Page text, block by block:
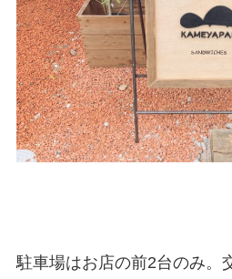
駐車場はお店の前2台のみ。